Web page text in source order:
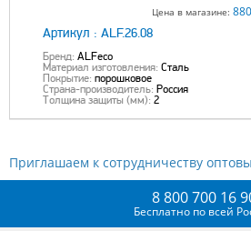
Цена в магазине:
Артикул : ALF.26.08
Бренд: ALFeco
Материал изготовления: Сталь
Покрытие: порошковое
Страна-производитель: Россия
Толщина защиты (мм): 2
Приглашаем к сотрудничеству
8 800 700 16
Бесплатно по всей